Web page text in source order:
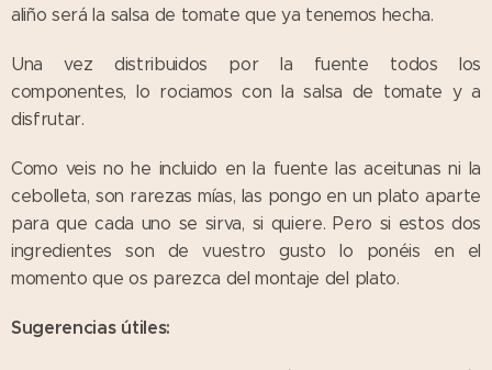
aliño será la salsa de tomate que ya tenemos hecha.
Una vez distribuidos por la fuente todos los
componentes, lo rociamos con la salsa de tomate y a
disfrutar.
Como veis no he incluido en la fuente las aceitunas ni la
cebolleta, son rarezas mías, las pongo en un plato aparte
para que cada uno se sirva, si quiere. Pero si estos dos
ingredientes son de vuestro gusto lo ponéis en el
momento que os parezca del montaje del plato.
Sugerencias útiles: